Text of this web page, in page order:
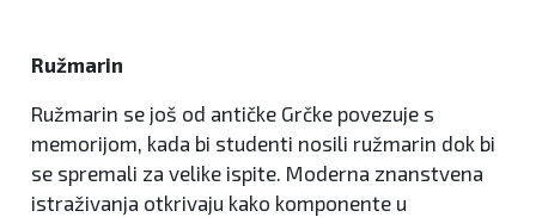
Ružmarin
Ružmarin se još od antičke Grčke povezuje s
memorijom, kada bi studenti nosili ružmarin dok bi
se spremali za velike ispite. Moderna znanstvena
istraživanja otkrivaju kako komponente u